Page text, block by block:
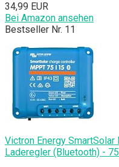
34,99 EUR
Bei Amazon ansehen
Bestseller Nr. 11
Victron Energy
Laderegler (Bluetooth) -